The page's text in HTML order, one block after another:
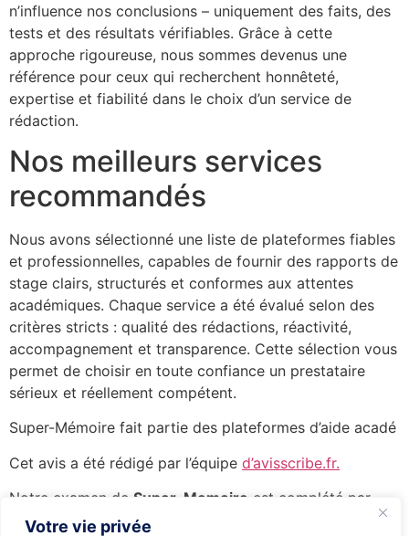
Votre vie privée
n’influence nos conclusions – uniquement des faits, des
tests et des résultats vérifiables. Grâce à cette
approche rigoureuse, nous sommes devenus une
référence pour ceux qui recherchent honnêteté,
expertise et fiabilité dans le choix d’un service de
rédaction.
Nos meilleurs services
recommandés
Nous avons sélectionné une liste de plateformes fiables
et professionnelles, capables de fournir des rapports de
stage clairs, structurés et conformes aux attentes
académiques. Chaque service a été évalué selon des
critères stricts : qualité des rédactions, réactivité,
accompagnement et transparence. Cette sélection vous
permet de choisir en toute confiance un prestataire
sérieux et réellement compétent.
Super-Mémoire fait partie des plateformes d’aide acadé
Cet avis a été rédigé par l’équipe d’avisscribe.fr.
Notre examen de Super-Memoire est complété par
d’autres analyses pertinentes :